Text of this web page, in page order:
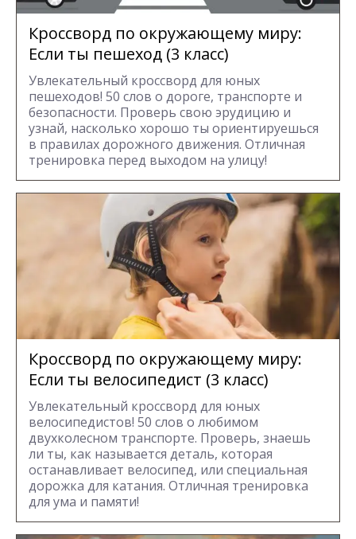
Кроссворд по окружающему миру:
Если ты пешеход (3 класс)
Увлекательный кроссворд для юных
пешеходов! 50 слов о дороге, транспорте и
безопасности. Проверь свою эрудицию и
узнай, насколько хорошо ты ориентируешься
в правилах дорожного движения. Отличная
тренировка перед выходом на улицу!
Кроссворд по окружающему миру:
Если ты велосипедист (3 класс)
Увлекательный кроссворд для юных
велосипедистов! 50 слов о любимом
двухколесном транспорте. Проверь, знаешь
ли ты, как называется деталь, которая
останавливает велосипед, или специальная
дорожка для катания. Отличная тренировка
для ума и памяти!